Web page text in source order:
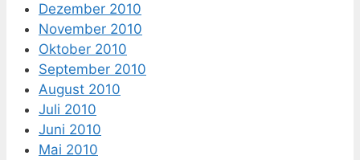
Dezember 2010
November 2010
Oktober 2010
September 2010
August 2010
Juli 2010
Juni 2010
Mai 2010